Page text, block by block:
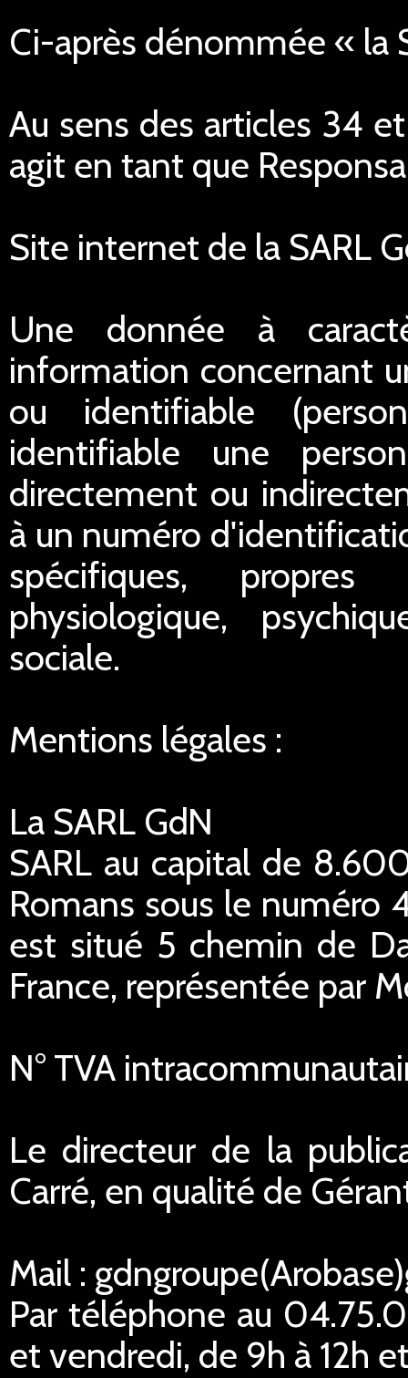
Ci-après dénommée « la
Au sens des articles 34
agit en tant que
Site internet de la SARL
Une donnée à
information concernant
ou identifiable
identifiable une
directement ou
à un numéro
spécifiques,
physiologique,
sociale.
Mentions légales :
La SARL GdN
SARL au capital de
Romans sous le numéro
est situé 5 chemin de
France, représentée par
N° TVA
Le directeur de la
Carré, en qualité de
Mail :
Par téléphone au
et vendredi, de 9h à 12h